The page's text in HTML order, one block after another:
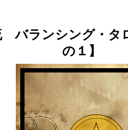
バランシング・タ
の１】